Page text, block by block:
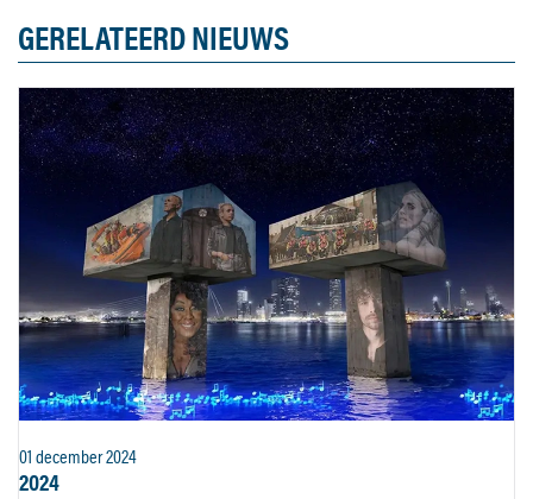
GERELATEERD NIEUWS
01 december 2024
2024